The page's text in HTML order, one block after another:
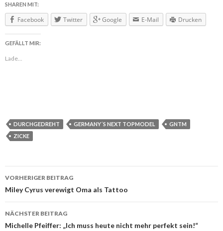
SHAREN MIT:
Facebook Twitter Google E-Mail Drucken
GEFÄLLT MIR:
Lade...
DURCHGEDREHT GERMANY´S NEXT TOPMODEL
GNTM
ZICKE
Beitragsnavigation
VORHERIGER BEITRAG
Miley Cyrus verewigt Oma als Tattoo
NÄCHSTER BEITRAG
Michelle Pfeiffer: „Ich muss heute nicht mehr perfekt sein!“